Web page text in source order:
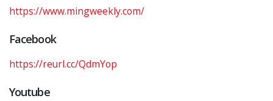
https://www.mingweekly.com/
Facebook
https://reurl.cc/QdmYop
Youtube